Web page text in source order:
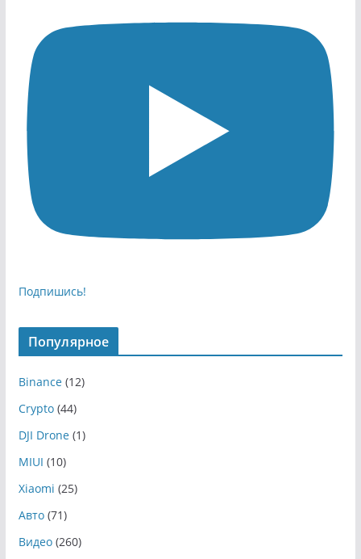
Подпишись!
Популярное
Binance(12)
Crypto(44)
DJI Drone(1)
MIUI (10)
Xiaomi (25)
Авто(71)
Видео(260)